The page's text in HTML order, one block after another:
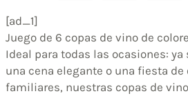
[ad_1]
Juego de 6 copas de vino de
Ideal para todas las ocasiones:
una cena elegante o una fiesta
familiares, nuestras copas de